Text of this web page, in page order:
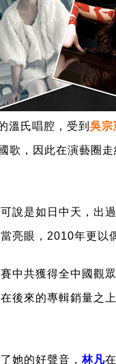
溫氏唱腔，受到 吳宗
歌，因此在演藝圈
說是如日中天，出
亮眼，2010年更以
中共獲得全中國觀
後來的專輯銷量之
她的好聲音，林凡